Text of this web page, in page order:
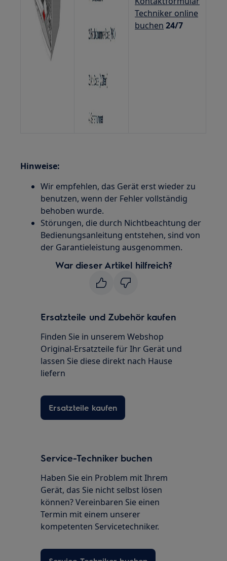
Techniker online
buchen 24/7
Hinweise:
Wir empfehlen, das Gerät erst wieder zu
benutzen, wenn der Fehler vollständig
behoben wurde.
Störungen, die durch Nichtbeachtung der
Bedienungsanleitung entstehen, sind von
der Garantieleistung ausgenommen.
War dieser Artikel hilfreich?
Ersatzteile und Zubehör kaufen
Finden Sie in unserem Webshop
Original-Ersatzteile für Ihr Gerät und
lassen Sie diese direkt nach Hause
liefern
Ersatzteile kaufen
Service-Techniker buchen
Haben Sie ein Problem mit Ihrem
Gerät, das Sie nicht selbst lösen
können? Vereinbaren Sie einen
Termin mit einem unserer
kompetenten Servicetechniker.